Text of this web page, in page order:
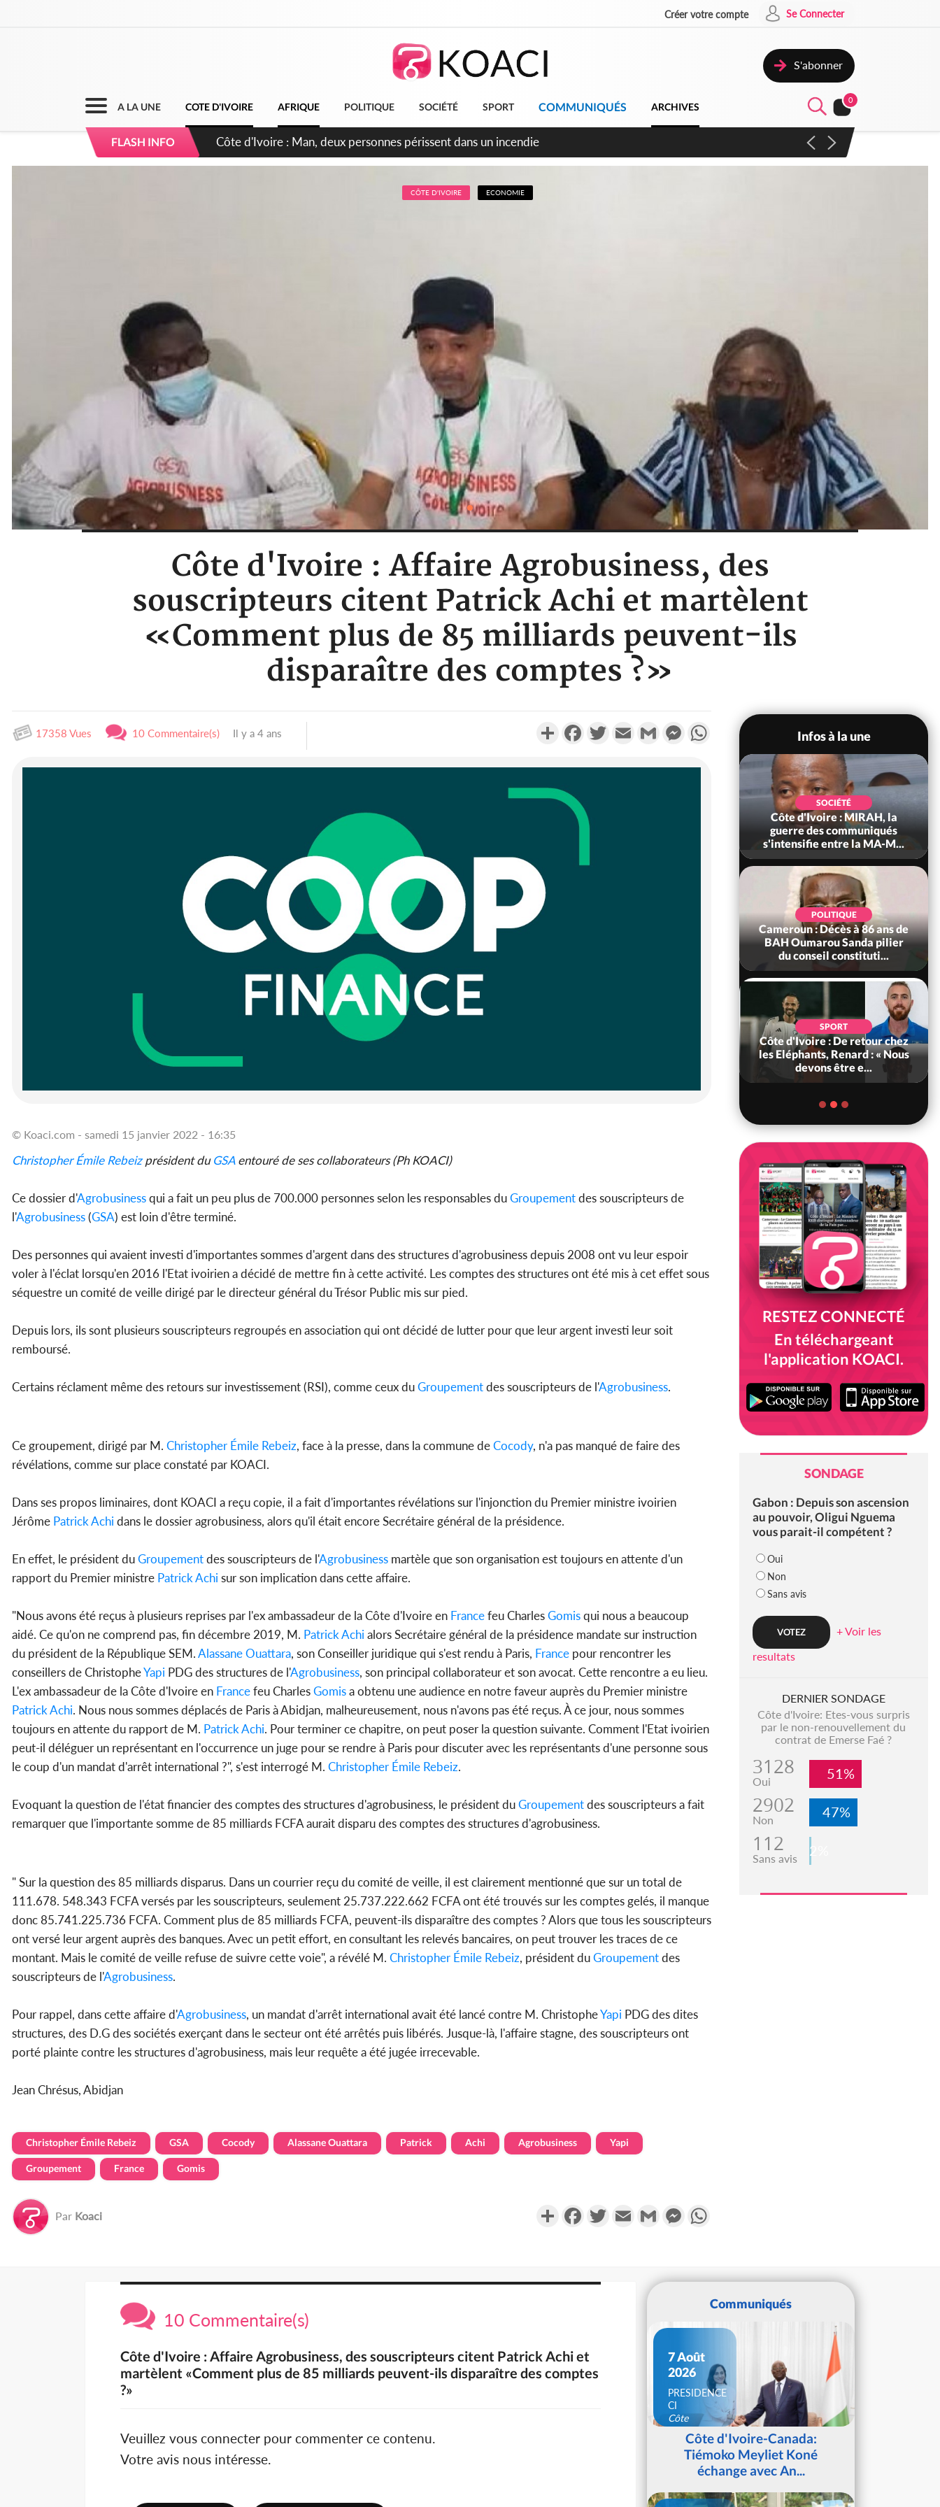
Créer votre compte Se Connecter
S'abonner
A LA UNE COTE D'IVOIRE AFRIQUE POLITIQUE SOCIÉTÉ SPORT COMMUNIQUÉS ARCHIVES
0
FLASH INFO
Côte d'Ivoire : Séileu, la célébration de la fête nationale transformée en vaste campagne contre les produits
dépigmentants dangereux
CÔTE D'IVOIRE ECONOMIE
Côte d'Ivoire : Affaire Agrobusiness, des
souscripteurs citent Patrick Achi et martèlent
«Comment plus de 85 milliards peuvent-ils
disparaître des comptes ?»
17358 Vues 10 Commentaire(s) Il y a 4 ans PartagerFacebookTwitterEmail Gmail MessengerWhatsApp
© Koaci.com - samedi 15 janvier 2022 - 16:35
Christopher Émile Rebeizprésident duGSAentouré de ses collaborateurs (Ph KOACI)
Ce dossier d'Agrobusinessqui a fait un peu plus de 700.000 personnes selon les responsables duGroupementdes souscripteurs de
l'Agrobusiness(GSA) est loin d'être terminé.
Des personnes qui avaient investi d'importantes sommes d'argent dans des structures d'agrobusiness depuis 2008 ont vu leur espoir
voler à l'éclat lorsqu'en 2016 l'Etat ivoirien a décidé de mettre fin à cette activité. Les comptes des structures ont été mis à cet effet sous
séquestre un comité de veille dirigé par le directeur général du Trésor Public mis sur pied.
Depuis lors, ils sont plusieurs souscripteurs regroupés en association qui ont décidé de lutter pour que leur argent investi leur soit
remboursé.
Certains réclament même des retours sur investissement (RSI), comme ceux duGroupementdes souscripteurs de l'Agrobusiness.
Ce groupement, dirigé par M. Christopher Émile Rebeiz, face à la presse, dans la commune deCocody, n'a pas manqué de faire des
révélations, comme sur place constaté par KOACI.
Dans ses propos liminaires, dont KOACI a reçu copie, il a fait d'importantes révélations sur l'injonction du Premier ministre ivoirien
Jérôme PatrickAchi dans le dossier agrobusiness, alors qu'il était encore Secrétaire général de la présidence.
En effet, le président duGroupementdes souscripteurs de l'Agrobusiness martèle que son organisation est toujours en attente d'un
rapport du Premier ministre PatrickAchi sur son implication dans cette affaire.
"Nous avons été reçus à plusieurs reprises par l'ex ambassadeur de la Côte d'Ivoire en Francefeu CharlesGomisqui nous a beaucoup
aidé. Ce qu'on ne comprend pas, fin décembre 2019, M. PatrickAchi alors Secrétaire général de la présidence mandate sur instruction
du président de la République SEM.Alassane Ouattara, son Conseiller juridique qui s'est rendu à Paris, France pour rencontrer les
conseillers de ChristopheYapi PDG des structures de l'Agrobusiness, son principal collaborateur et son avocat. Cette rencontre a eu lieu.
L'ex ambassadeur de la Côte d'Ivoire en Francefeu CharlesGomisa obtenu une audience en notre faveur auprès du Premier ministre
PatrickAchi. Nous nous sommes déplacés de Paris à Abidjan, malheureusement, nous n'avons pas été reçus. À ce jour, nous sommes
toujours en attente du rapport de M. PatrickAchi. Pour terminer ce chapitre, on peut poser la question suivante. Comment l'Etat ivoirien
peut-il déléguer un représentant en l'occurrence un juge pour se rendre à Paris pour discuter avec les représentants d'une personne sous
le coup d'un mandat d'arrêt international ?", s'est interrogé M. Christopher Émile Rebeiz.
Evoquant la question de l'état financier des comptes des structures d'agrobusiness, le président duGroupementdes souscripteurs a fait
remarquer que l'importante somme de 85 milliards FCFA aurait disparu des comptes des structures d'agrobusiness.
" Sur la question des 85 milliards disparus. Dans un courrier reçu du comité de veille, il est clairement mentionné que sur un total de
111.678. 548.343 FCFA versés par les souscripteurs, seulement 25.737.222.662 FCFA ont été trouvés sur les comptes gelés, il manque
donc 85.741.225.736 FCFA. Comment plus de 85 milliards FCFA, peuvent-ils disparaître des comptes ? Alors que tous les souscripteurs
ont versé leur argent auprès des banques. Avec un petit effort, en consultant les relevés bancaires, on peut trouver les traces de ce
montant. Mais le comité de veille refuse de suivre cette voie", a révélé M. Christopher Émile Rebeiz, président duGroupementdes
souscripteurs de l'Agrobusiness.
Pour rappel, dans cette affaire d'Agrobusiness, un mandat d'arrêt international avait été lancé contre M. ChristopheYapi PDG des dites
structures, des D.G des sociétés exerçant dans le secteur ont été arrêtés puis libérés. Jusque-là, l'affaire stagne, des souscripteurs ont
porté plainte contre les structures d'agrobusiness, mais leur requête a été jugée irrecevable.
Jean Chrésus, Abidjan
Christopher Émile Rebeiz GSA Cocody Alassane Ouattara Patrick Achi Agrobusiness Yapi
Groupement France Gomis
Par Koaci PartagerFacebookTwitterEmail Gmail Messenger
Infos à la une
Côte d'Ivoire : Man, deux
personnes périssent dans un
SOCIÉTÉ
Côte d'Ivoire : MIRAH, la
guerre des communiqués
s'intensifie entre la MA-M...
POLITIQUE
Cameroun : Décès à 86 ans de
BAH Oumarou Sanda pilier
du conseil constituti...
SPORT
Côte d'Ivoire : De retour chez
les Eléphants, Renard : « Nous
devons être e...
RESTEZ CONNECTÉ
En téléchargeant
l'application KOACI.
SONDAGE
Gabon : Depuis son ascension
au pouvoir, Oligui Nguema
vous parait-il compétent ?
Oui
Non
Sans avis
+ Voir les
resultats
DERNIER SONDAGE
Côte d'Ivoire: Etes-vous surpris
par le non-renouvellement du
contrat de Emerse Faé ?
3128
Oui 51%
2902
Non 47%
112
Sans avis 2%
10 Commentaire(s)
Côte d'Ivoire : Affaire Agrobusiness, des souscripteurs citent Patrick Achi et
martèlent «Comment plus de 85 milliards peuvent-ils disparaître des comptes
?»
Veuillez vous connecter pour commenter ce contenu.
Votre avis nous intéresse.
Communiqués
7 Août
2026
PRESIDENCE
CI
Côte
d'IvoireCôte d'Ivoire-Canada:
Tiémoko Meyliet Koné
échange avec An...